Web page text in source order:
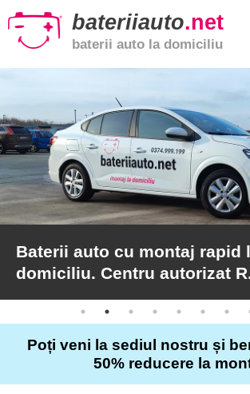
bateriiauto.net
baterii auto la domiciliu
Baterii
moto
Baterii
de
camion
Articole
Baterii auto cu montaj rapid
domiciliu. Centru autorizat
Poți veni la sediul nostru și
50% reducere la